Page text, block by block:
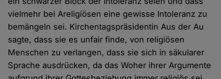
vielmehr bei Areligiösen eine gewisse Intoleranz zu
bemängeln sei. Kirchentagspräsidentin Aus der Au
sagte, dass sie es unfair finde, von religiösen
Menschen zu verlangen, dass sie sich in säkularer
Sprache ausdrücken, da das Woher ihrer Argumente